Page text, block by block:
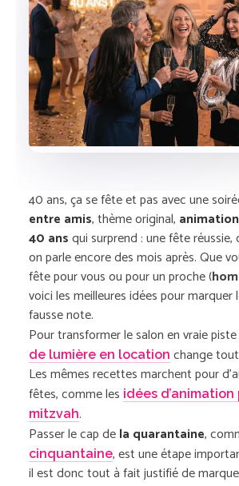
40 ans, ça se fête et pas avec une
entre amis, thème original,
40 ansqui surprend : une fête réussie,
on parle encore des mois après. Que
fête pour vous ou pour un proche (
voici les meilleures idées pour marquer
fausse note.
Pour transformer le salon en vraie
de lumière en location change
Les mêmes recettes marchent pour
fêtes, comme les idées
mitzvah.
Passer le cap dela quarantaine,
cinquantaine, est une étape
il est donc tout à fait justifié de